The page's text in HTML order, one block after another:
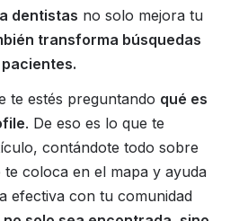
dentistas no solo mejora tu
transforma búsquedas
te estés preguntando qué es
. De eso es lo que te
contándote todo sobre
coloca en el mapa y ayuda
efectiva con tu comunidad